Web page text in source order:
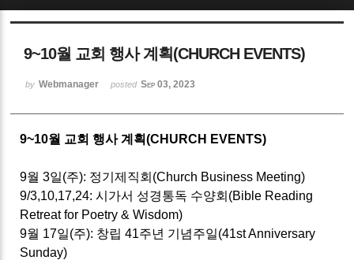
9~10월 교회 행사 계획(CHURCH EVENTS)
by Webmanager posted Sep 03, 2023
9~10월 교회 행사 계획(CHURCH EVENTS)
9월 3일(주): 정기제직회(Church Business Meeting)
9/3,10,17,24: 시가서 성경통독 수양회(Bible Reading
Retreat for Poetry & Wisdom)
9월 17일(주): 창립 41주년 기념주일(41st Anniversary
Sunday)
Sketchbook5, 스케치북5
Sketchbook5, 스케치북5